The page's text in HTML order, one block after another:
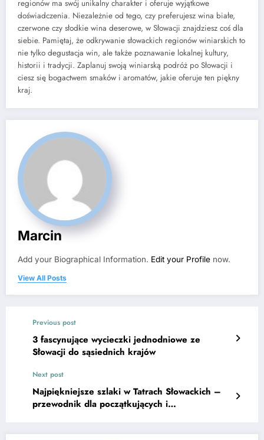
regionów ma swój unikalny charakter i oferuje wyjątkowe
doświadczenia. Niezależnie od tego, czy preferujesz wina białe,
czerwone czy słodkie wina deserowe, w Słowacji znajdziesz coś dla
siebie. Pamiętaj, że odkrywanie słowackich regionów winiarskich to
nie tylko degustacja win, ale także poznawanie lokalnej kultury,
historii i tradycji. Zaplanuj swoją winiarską podróż po Słowacji i
ciesz się bogactwem smaków i aromatów, jakie oferuje ten piękny
kraj.
Marcin
Add your Biographical Information. Edit your Profile now.
View All Posts
Previous post
3 fascynujące wycieczki jednodniowe ze
Słowacji do sąsiednich krajów
Next post
Najpiękniejsze szlaki w Tatrach Słowackich –
przewodnik dla początkujących i